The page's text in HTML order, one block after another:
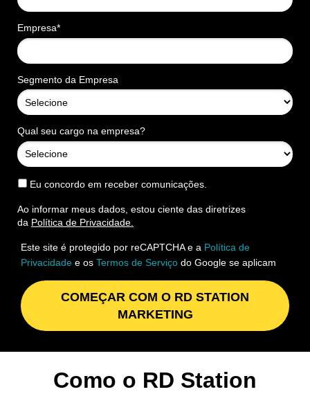
Empresa*
Segmento da Empresa
Qual seu cargo na empresa?
Eu concordo em receber comunicações.
Ao informar meus dados, estou ciente das diretrizes
da Política de Privacidade.
Este site é protegido por reCAPTCHA e a Política de
Privacidade e os Termos de Serviço do Google se aplicam
COMEÇAR COM O RD STATION
MARKETING
Como o RD Station